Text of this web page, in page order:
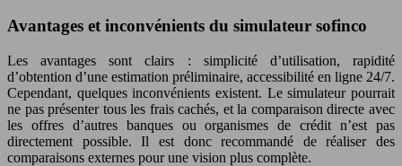
Avantages et inconvénients du simulateur sofinco
Les avantages sont clairs : simplicité d’utilisation, rapidité
d’obtention d’une estimation préliminaire, accessibilité en ligne 24/7.
Cependant, quelques inconvénients existent. Le simulateur pourrait
ne pas présenter tous les frais cachés, et la comparaison directe avec
les offres d’autres banques ou organismes de crédit n’est pas
directement possible. Il est donc recommandé de réaliser des
comparaisons externes pour une vision plus complète.